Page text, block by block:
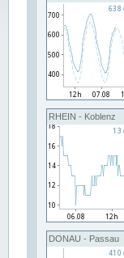
RHEIN - Koblenz
DONAU - Passau